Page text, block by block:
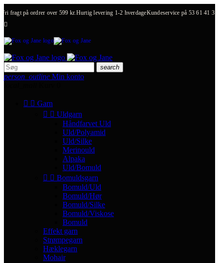
Fri fragt på ordrer over 599 kr. Hurtig levering 1-2 hverdageKundeservice på 53 61 41 31

search
person_outline Min konto
  Garn
  Uldgarn
Håndfarvet Uld
Uld/Polyamid
Uld/Silke
Merinould
Alpaka
Uld/Bomuld
  Bomuldsgarn
Bomuld/Uld
Bomuld/Hør
Bomuld/Silke
Bomuld/Viskose
Bomuld
Effekt garn
Strømpegarn
Hæklegarn
Mohair